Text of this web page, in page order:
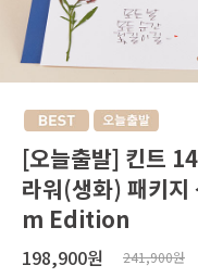
[오늘출발] 킨트
라워(생화) 패키
m Edition
198,900원 241,900원